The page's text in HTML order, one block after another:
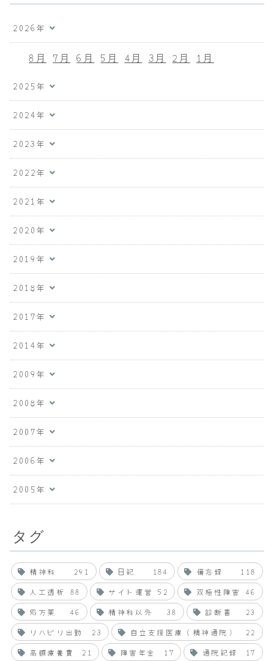
2026年
8月 7月 6月 5月 4月 3月 2月 1月
2025年
2024年
2023年
2022年
2021年
2020年
2019年
2018年
2017年
2014年
2009年
2008年
2007年
2006年
2005年
タグ
精神科 291 日記 184 備忘録
118
人工透析
88 サイト運営 52 双極性障害
46
処方薬
46 精神科以外 38 診断書
23
リハビリ出勤
23 自立支援医療（精神通院）
22
高額療養費
21 障害年金 17 通院記録 17